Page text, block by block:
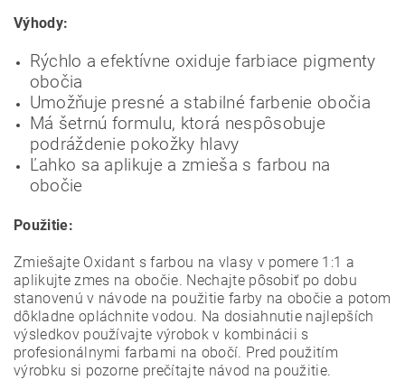
Výhody:
Rýchlo a efektívne oxiduje farbiace pigmenty
obočia
Umožňuje presné a stabilné farbenie obočia
Má šetrnú formulu, ktorá nespôsobuje
podráždenie pokožky hlavy
Ľahko sa aplikuje a zmieša s farbou na
obočie
Použitie:
Zmiešajte Oxidant s farbou na vlasy v pomere 1:1 a
aplikujte zmes na obočie. Nechajte pôsobiť po dobu
stanovenú v návode na použitie farby na obočie a potom
dôkladne opláchnite vodou. Na dosiahnutie najlepších
výsledkov používajte výrobok v kombinácii s
profesionálnymi farbami na obočí. Pred použitím
výrobku si pozorne prečítajte návod na použitie.